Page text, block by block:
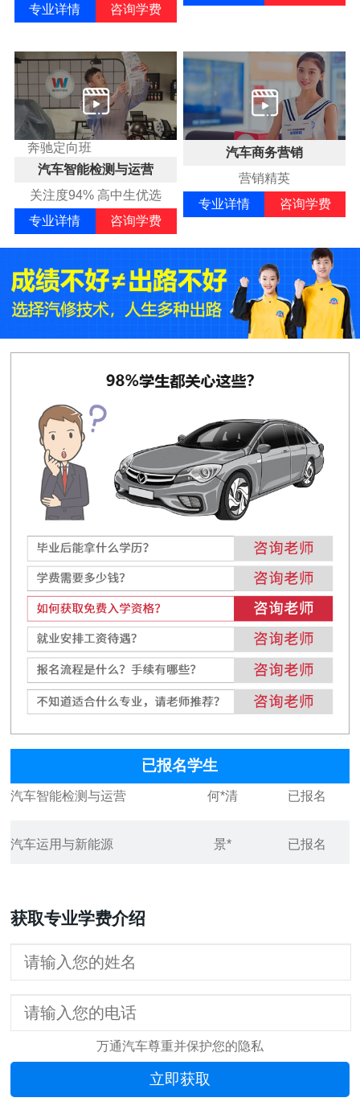
专业详情
咨询学费
奔驰定向班
汽车智能检测与运营
关注度94% 高中生优选
专业详情
咨询学费
汽车商务营销
营销精英
专业详情
咨询学费
已报名学生
汽车智能检测与运营 何*清 已报名
汽车运用与新能源 景* 已报名
汽车新美容 周*明 已报名
汽车运用与新能源 桑*龙 已报名
丁*隆
获取专业学费介绍
万通汽车尊重并保护您的隐私